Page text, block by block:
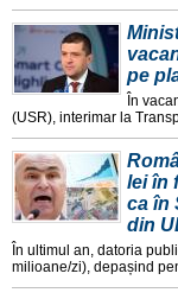
pe
În
(USR), interimar la
lei în
ca în
din
În ultimul an, datoria
milioane/zi), depașind